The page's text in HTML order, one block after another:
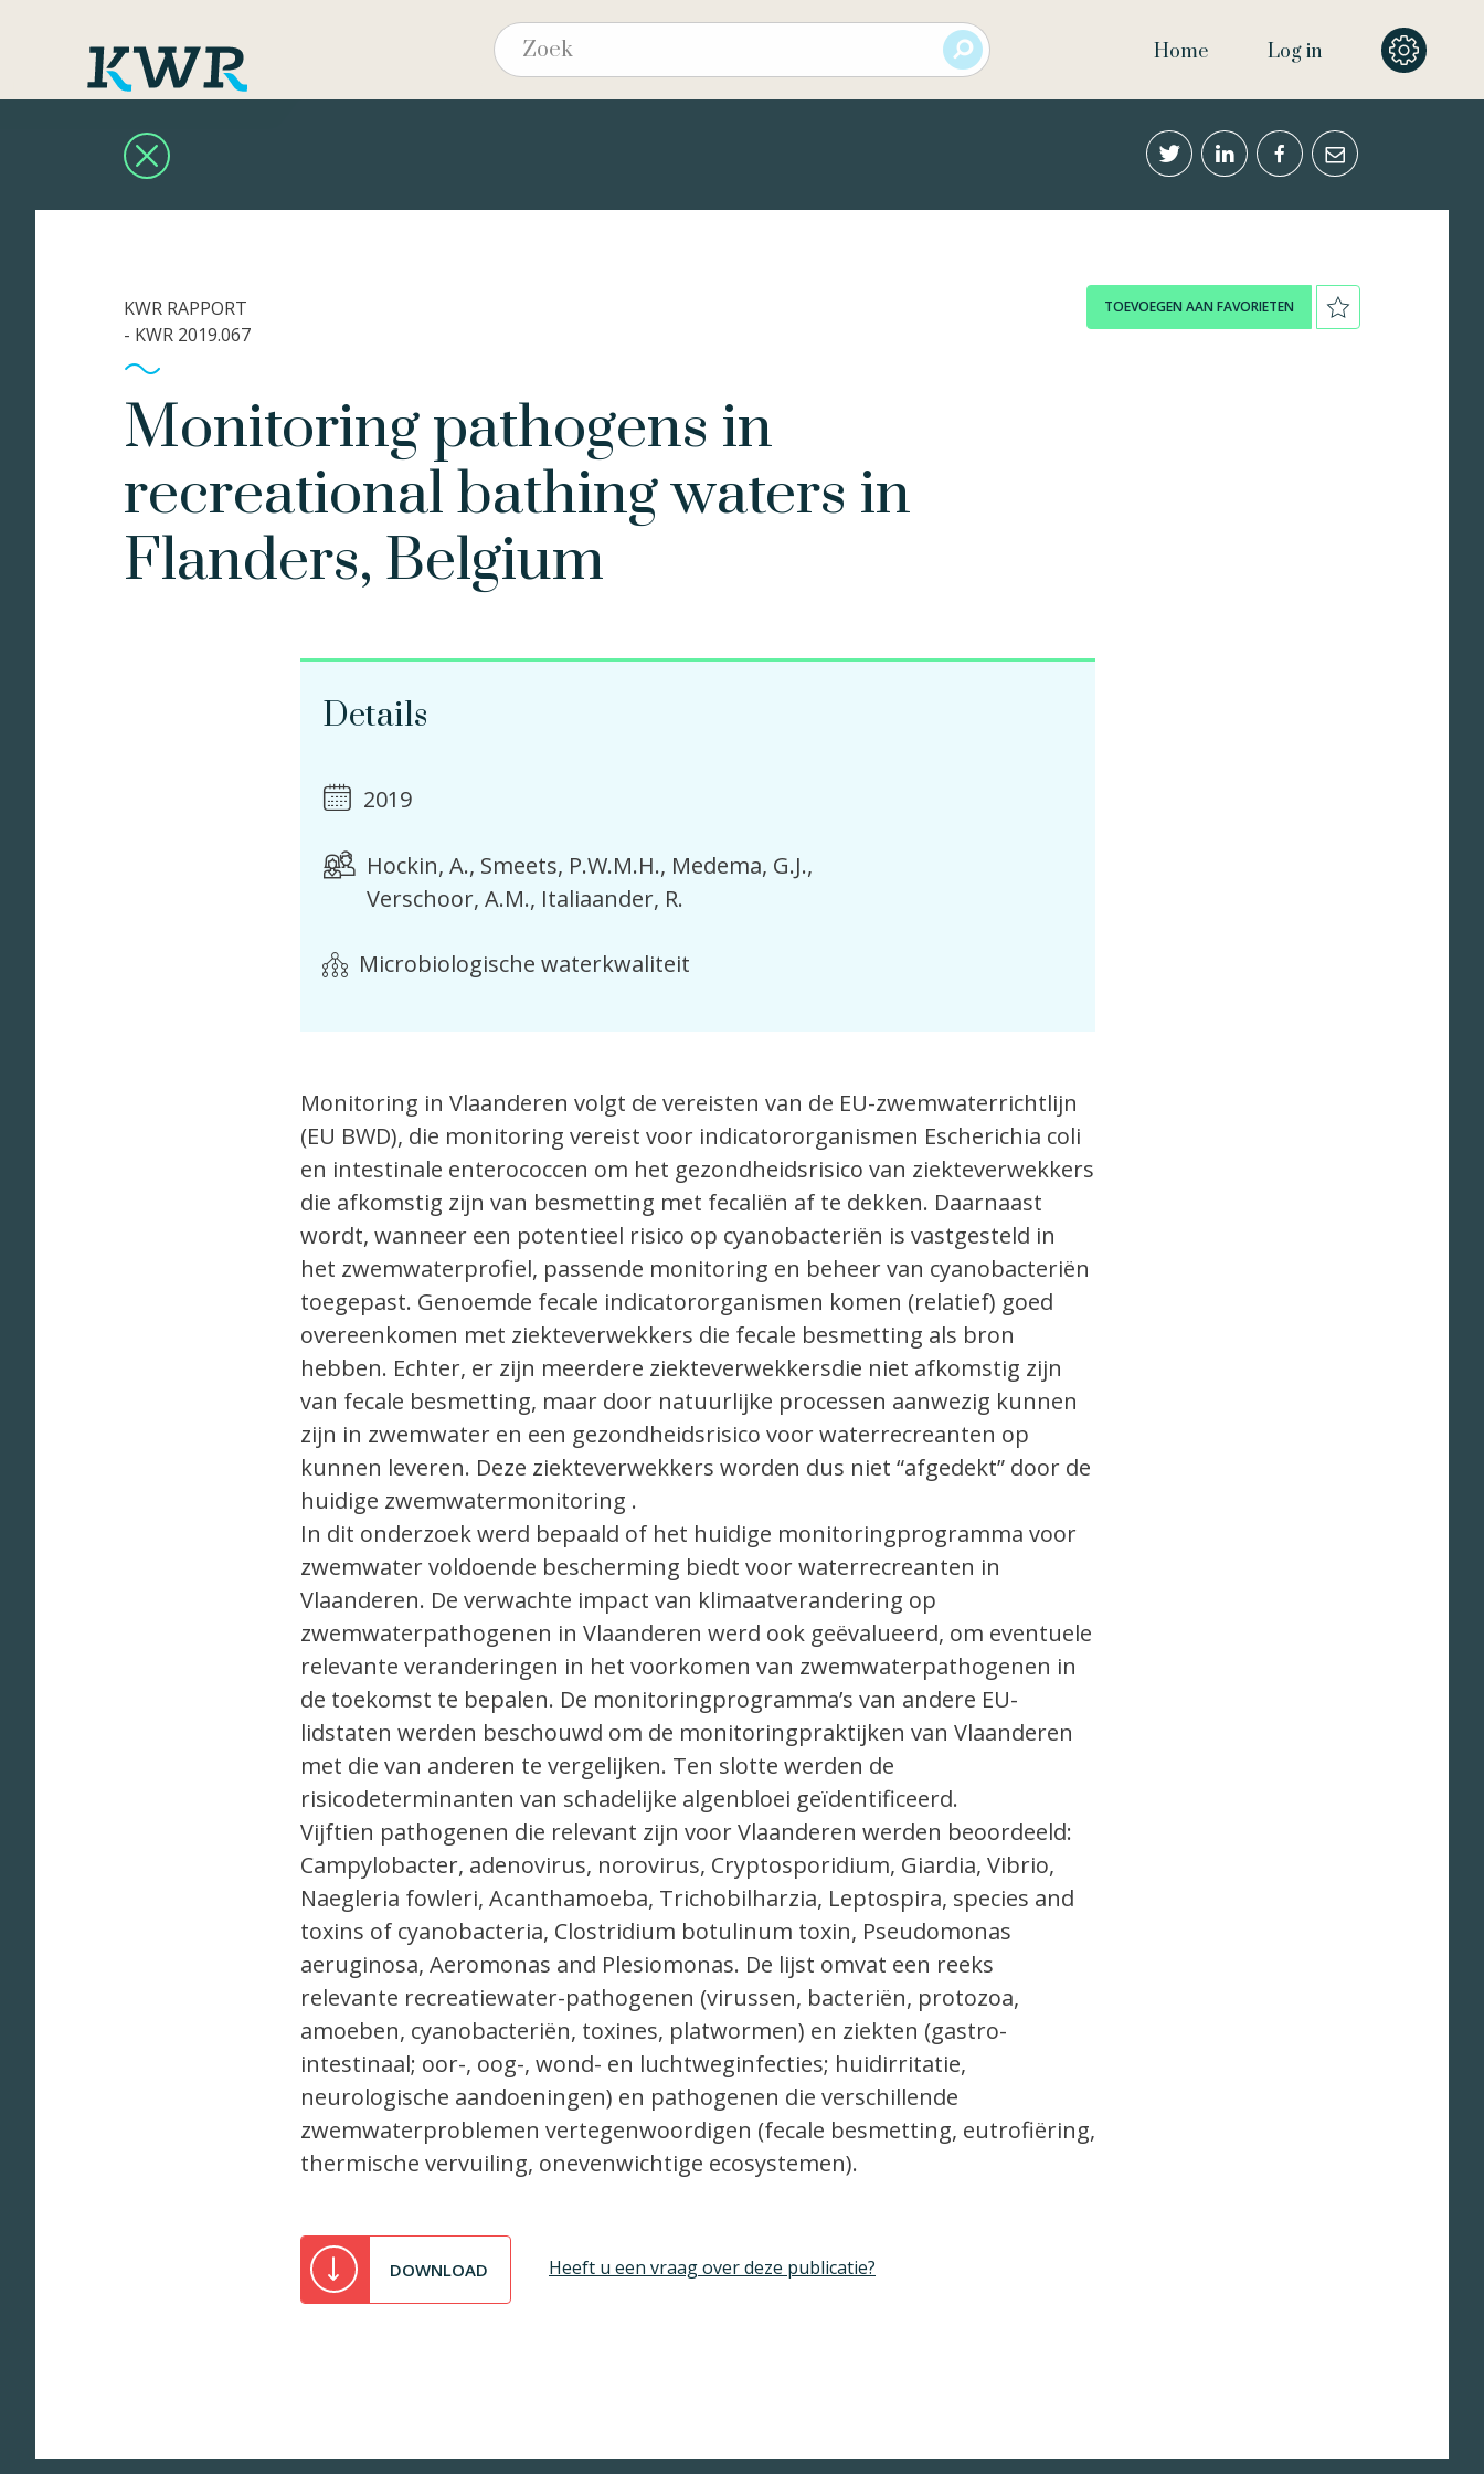
Home Log in
KWR RAPPORT
- KWR 2019.067
TOEVOEGEN AAN FAVORIETEN
Monitoring pathogens in
recreational bathing waters in
Flanders, Belgium
Details
2019
Hockin, A. Smeets, P.W.M.H. Medema, G.J.
Verschoor, A.M. Italiaander, R.
Microbiologische waterkwaliteit
Monitoring in Vlaanderen volgt de vereisten van de EU-zwemwaterrichtlijn
(EU BWD), die monitoring vereist voor indicatororganismen Escherichia coli
en intestinale enterococcen om het gezondheidsrisico van ziekteverwekkers
die afkomstig zijn van besmetting met fecaliën af te dekken. Daarnaast
wordt, wanneer een potentieel risico op cyanobacteriën is vastgesteld in
het zwemwaterprofiel, passende monitoring en beheer van cyanobacteriën
toegepast. Genoemde fecale indicatororganismen komen (relatief) goed
overeenkomen met ziekteverwekkers die fecale besmetting als bron
hebben. Echter, er zijn meerdere ziekteverwekkersdie niet afkomstig zijn
van fecale besmetting, maar door natuurlijke processen aanwezig kunnen
zijn in zwemwater en een gezondheidsrisico voor waterrecreanten op
kunnen leveren. Deze ziekteverwekkers worden dus niet “afgedekt” door de
huidige zwemwatermonitoring .
In dit onderzoek werd bepaald of het huidige monitoringprogramma voor
zwemwater voldoende bescherming biedt voor waterrecreanten in
Vlaanderen. De verwachte impact van klimaatverandering op
zwemwaterpathogenen in Vlaanderen werd ook geëvalueerd, om eventuele
relevante veranderingen in het voorkomen van zwemwaterpathogenen in
de toekomst te bepalen. De monitoringprogramma’s van andere EU-
lidstaten werden beschouwd om de monitoringpraktijken van Vlaanderen
met die van anderen te vergelijken. Ten slotte werden de
risicodeterminanten van schadelijke algenbloei geïdentificeerd.
Vijftien pathogenen die relevant zijn voor Vlaanderen werden beoordeeld:
Campylobacter, adenovirus, norovirus, Cryptosporidium, Giardia, Vibrio,
Naegleria fowleri, Acanthamoeba, Trichobilharzia, Leptospira, species and
toxins of cyanobacteria, Clostridium botulinum toxin, Pseudomonas
aeruginosa, Aeromonas and Plesiomonas. De lijst omvat een reeks
relevante recreatiewater-pathogenen (virussen, bacteriën, protozoa,
amoeben, cyanobacteriën, toxines, platwormen) en ziekten (gastro-
intestinaal; oor-, oog-, wond- en luchtweginfecties; huidirritatie,
neurologische aandoeningen) en pathogenen die verschillende
zwemwaterproblemen vertegenwoordigen (fecale besmetting, eutrofiëring,
thermische vervuiling, onevenwichtige ecosystemen).
DOWNLOAD Heeft u een vraag over deze publicatie?